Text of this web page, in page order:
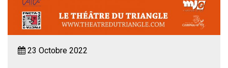
23 Octobre 2022